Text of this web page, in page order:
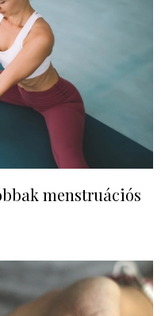
menstruációs